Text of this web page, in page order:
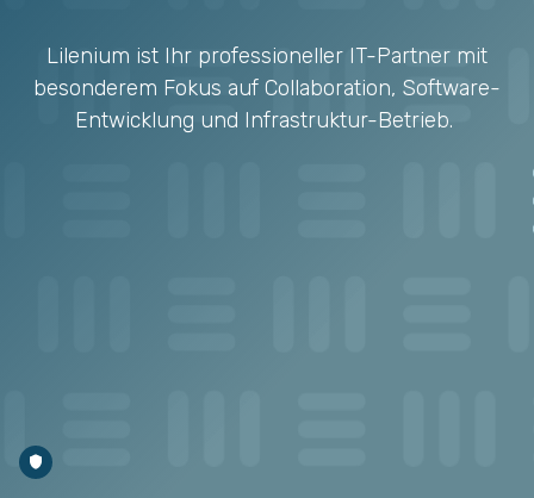
Lilenium ist Ihr professioneller IT-Partner mit
besonderem Fokus auf Collaboration, Software-
Entwicklung und Infrastruktur-Betrieb.